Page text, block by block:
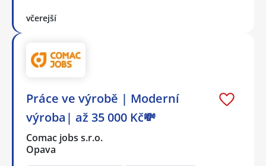
včerejší
Práce ve výrobě | Moderní
výroba| až 35 000 Kč💸
Comac jobs s.r.o.
Opava